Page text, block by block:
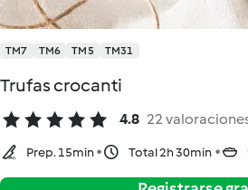
TM7 TM6 TM5 TM31
Trufas crocanti
4.8 22
Prep. 15min Total 2h 30min